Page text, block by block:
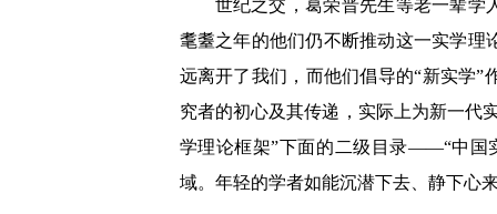
世纪之交，葛荣晋先生等老一辈学
耄耋之年的他们仍不断推动这一实学理
远离开了我们，而他们倡导的“新实学
究者的初心及其传递，实际上为新一代
学理论框架”下面的二级目录——“中国
域。年轻的学者如能沉潜下去、静下心